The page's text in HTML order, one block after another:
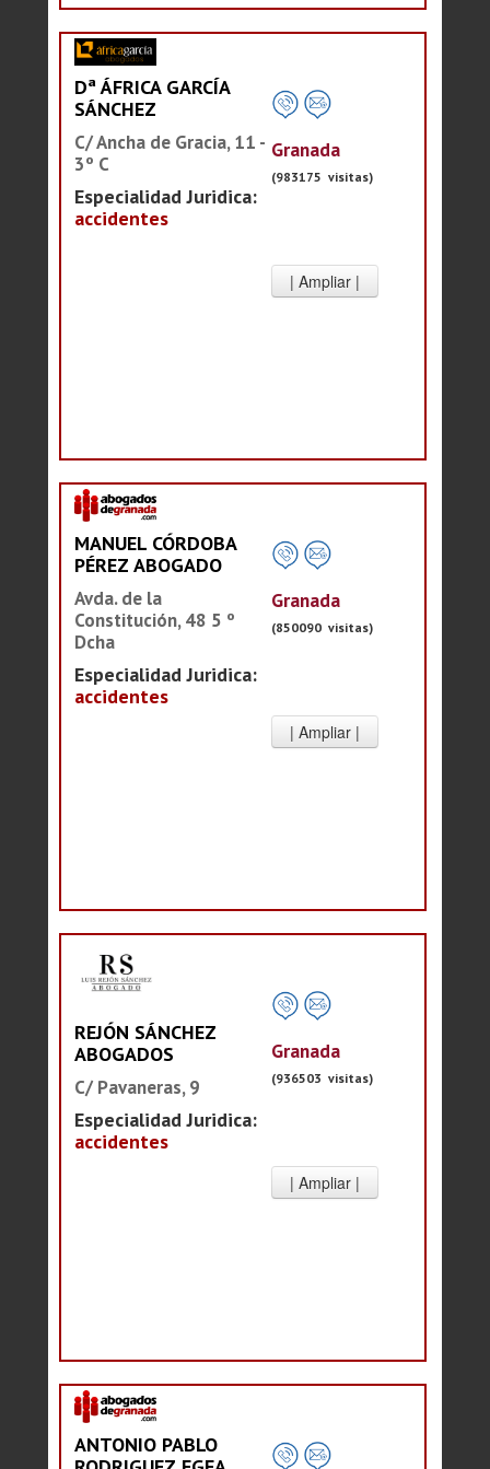
Dª ÁFRICA GARCÍA
SÁNCHEZ
C/ Ancha de Gracia, 11 -
3º C
Especialidad Juridica:
accidentes
Granada
(983175 visitas)
MANUEL CÓRDOBA
PÉREZ ABOGADO
Avda. de la
Constitución, 48 5 º
Dcha
Especialidad Juridica:
accidentes
Granada
(850090 visitas)
REJÓN SÁNCHEZ
ABOGADOS
C/ Pavaneras, 9
Especialidad Juridica:
accidentes
Granada
(936503 visitas)
ANTONIO PABLO